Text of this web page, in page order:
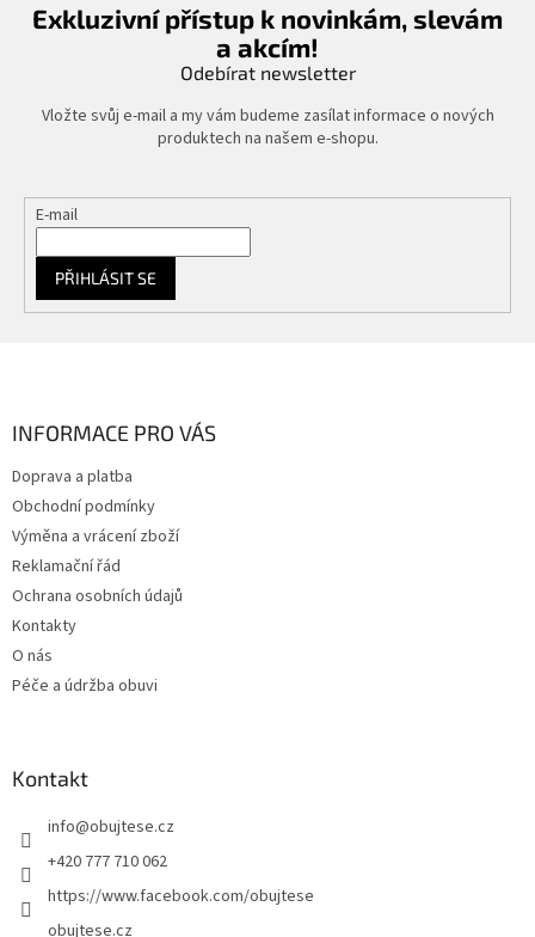
Exkluzivní přístup k novinkám, slevám
a akcím!
Odebírat newsletter
Vložte svůj e-mail a my vám budeme zasílat informace o nových
produktech na našem e-shopu.
E-mail
PŘIHLÁSIT SE
INFORMACE PRO VÁS
Doprava a platba
Obchodní podmínky
Výměna a vrácení zboží
Reklamační řád
Ochrana osobních údajů
Kontakty
O nás
Péče a údržba obuvi
Kontakt
info@obujtese.cz
+420 777 710 062
https://www.facebook.com/obujtese
obujtese.cz